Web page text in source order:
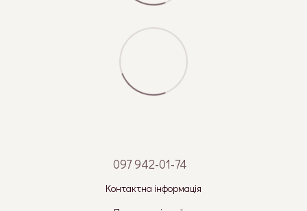
097 942-01-74
Контактна інформація